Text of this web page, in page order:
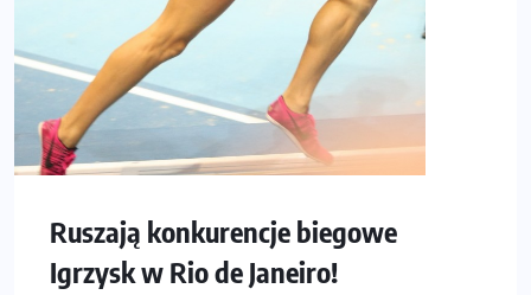
Ruszają konkurencje biegowe
Igrzysk w Rio de Janeiro!